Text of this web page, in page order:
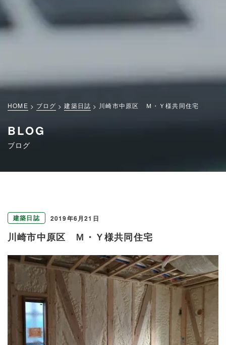
HOME ブログ 建築日誌 川崎市中原区 Ｍ・Ｙ様共同住宅
BLOG
ブログ
建築日誌 2019年6月21日
川崎市中原区 Ｍ・Ｙ様共同住宅